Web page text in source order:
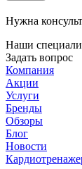
Нужна
Наши
Задать вопрос
Компания
Акции
Услуги
Бренды
Обзоры
Блог
Новости